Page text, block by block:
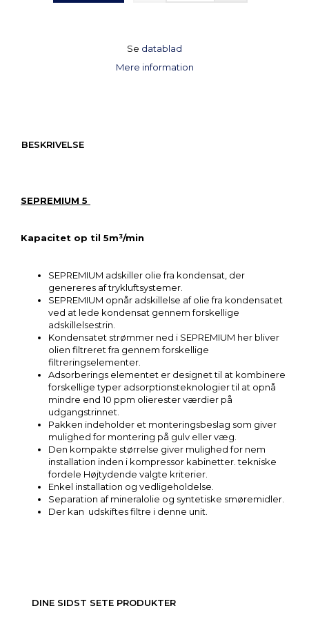
Se datablad
Mere information
BESKRIVELSE
SEPREMIUM 5
Kapacitet op til 5m³/min
SEPREMIUM adskiller olie fra kondensat, der
genereres af trykluftsystemer.
SEPREMIUM opnår adskillelse af olie fra kondensatet
ved at lede kondensat gennem forskellige
adskillelsestrin.
Kondensatet strømmer ned i SEPREMIUM her bliver
olien filtreret fra gennem forskellige
filtreringselementer.
Adsorberings elementet er designet til at kombinere
forskellige typer adsorptionsteknologier til at opnå
mindre end 10 ppm olierester værdier på
udgangstrinnet.
Pakken indeholder et monteringsbeslag som giver
mulighed for montering på gulv eller væg.
Den kompakte størrelse giver mulighed for nem
installation inden i kompressor kabinetter. tekniske
fordele Højtydende valgte kriterier.
Enkel installation og vedligeholdelse.
Separation af mineralolie og syntetiske smøremidler.
Der kan udskiftes filtre i denne unit.
DINE SIDST SETE PRODUKTER